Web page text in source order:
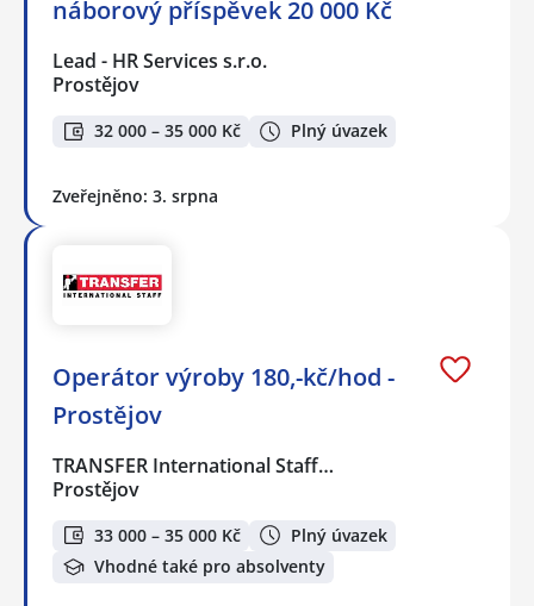
náborový příspěvek 20 000 Kč
Lead - HR Services s.r.o.
Prostějov
32 000 – 35 000 Kč Plný úvazek
Zveřejněno: 3. srpna
Operátor výroby 180,-kč/hod -
Prostějov
TRANSFER International Staff…
Prostějov
33 000 – 35 000 Kč
Plný úvazek
Vhodné také pro absolventy